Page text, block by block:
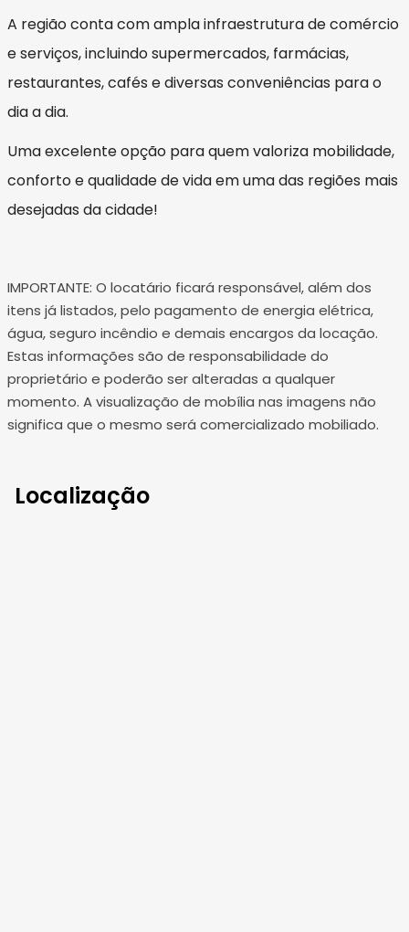
A região conta com ampla infraestrutura de comércio
e serviços, incluindo supermercados, farmácias,
restaurantes, cafés e diversas conveniências para o
dia a dia.
Uma excelente opção para quem valoriza mobilidade,
conforto e qualidade de vida em uma das regiões mais
desejadas da cidade!
IMPORTANTE: O locatário ficará responsável, além dos
itens já listados, pelo pagamento de energia elétrica,
água, seguro incêndio e demais encargos da locação.
Estas informações são de responsabilidade do
proprietário e poderão ser alteradas a qualquer
momento. A visualização de mobília nas imagens não
significa que o mesmo será comercializado mobiliado.
Localização